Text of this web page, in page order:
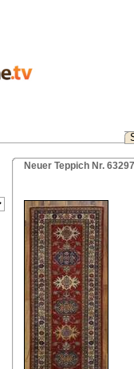
Neuer Teppich Nr.